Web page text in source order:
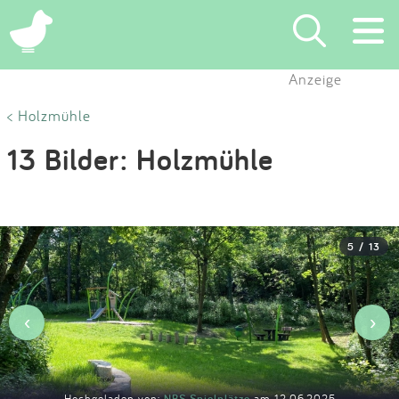
×
Eintragen
Blog
Partner
Kontakt
Anzeige
< Holzmühle
13 Bilder: Holzmühle
5 / 13
‹ ›